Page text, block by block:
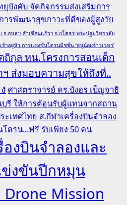
บังคับ จัดกิจกรรมส่งเสริมการ
ารพัฒนาสุขภาวะที่ดีของผู้สูงวัย
จ.อุบลฯ-คำเขื่อนแก้วฯ จ.ยโสธร-พระปฐมวิทยาลัย
าอยู่หัว การแข่งขันโดรนมิชชั่น ‘หนูน้อยจ้าวเวหา’
กุล หน.โครงการสอนเด็ก
ฯ ส่งมอบความสุขให้ถึงที่..
ศาสตราจารย์ ดร.บังอร เบ็ญจาธิ
รี ให้การต้อนรับผู้แทนจากสถาน
ะเทศไทย ส.กีฬาเครื่องบินจำลอง
ดรน...ฟรี รับเพียง 50 คน
งบินจำลองและ
งขันปีกหมุน
Mission